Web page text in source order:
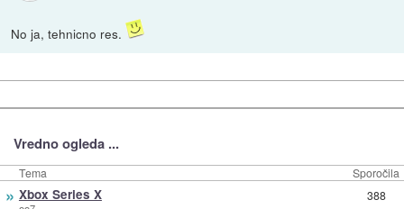
No ja, tehnicno res.
Vredno ogleda ...
Tema Sporočila
» Xbox Series X 388